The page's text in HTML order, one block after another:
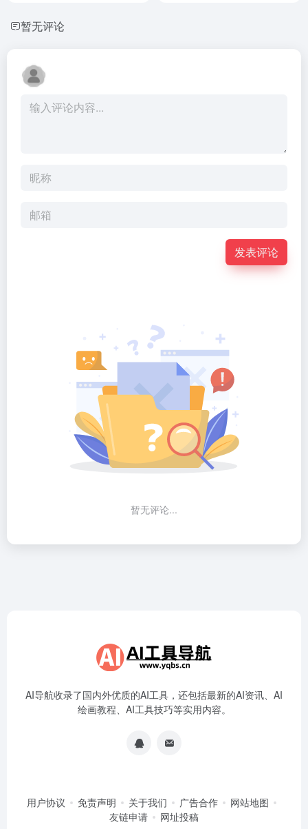
暂无评论
发表评论
暂无评论...
AI导航收录了国内外优质的AI工具，还包括最新的AI资讯、AI
绘画教程、AI工具技巧等实用内容。
用户协议 免责声明 关于我们 广告合作
网站地图
友链申请
网址投稿